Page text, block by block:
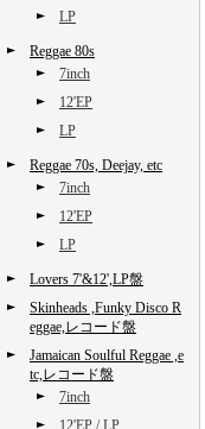
LP
Reggae 80s
7inch
12'EP
LP
Reggae 70s, Deejay, etc
7inch
12'EP
LP
Lovers 7'&12',LP盤
Skinheads ,Funky Disco R
eggae,レコード盤
Jamaican Soulful Reggae ,e
tc,レコード盤
7inch
12'EP / LP